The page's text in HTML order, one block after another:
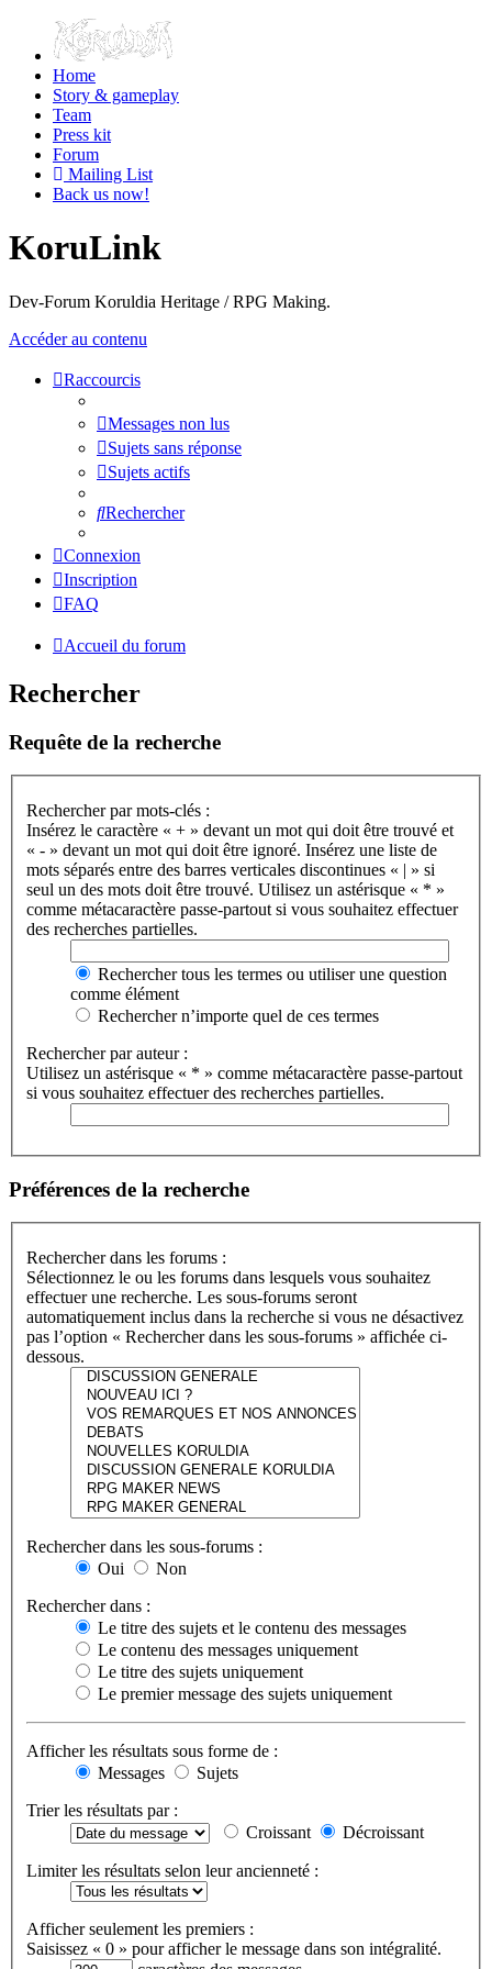
Home
Story & gameplay
Team
Press kit
Forum
Mailing List
Back us now!
KoruLink
Dev-Forum Koruldia Heritage / RPG Making.
Accéder au contenu
Raccourcis
Messages non lus
Sujets sans réponse
Sujets actifs
Rechercher
Connexion
Inscription
FAQ
Accueil du forum
Rechercher
Requête de la recherche
Rechercher par mots-clés :
Insérez le caractère « + » devant un mot qui doit être trouvé et
« - » devant un mot qui doit être ignoré. Insérez une liste de
mots séparés entre des barres verticales discontinues « | » si
seul un des mots doit être trouvé. Utilisez un astérisque « * »
comme métacaractère passe-partout si vous souhaitez effectuer
des recherches partielles.
Rechercher tous les termes ou utiliser une question
comme élément
Rechercher n’importe quel de ces termes
Rechercher par auteur :
Utilisez un astérisque « * » comme métacaractère passe-partout
si vous souhaitez effectuer des recherches partielles.
Préférences de la recherche
Rechercher dans les forums :
Sélectionnez le ou les forums dans lesquels vous souhaitez
effectuer une recherche. Les sous-forums seront
automatiquement inclus dans la recherche si vous ne désactivez
pas l’option « Rechercher dans les sous-forums » affichée ci-
dessous.
Rechercher dans les sous-forums :
Oui
Non
Rechercher dans :
Le titre des sujets et le contenu des messages
Le contenu des messages uniquement
Le titre des sujets uniquement
Le premier message des sujets uniquement
Afficher les résultats sous forme de :
Messages
Sujets
Trier les résultats par :
Croissant
Décroissant
Limiter les résultats selon leur ancienneté :
Afficher seulement les premiers :
Saisissez « 0 » pour afficher le message dans son intégralité.